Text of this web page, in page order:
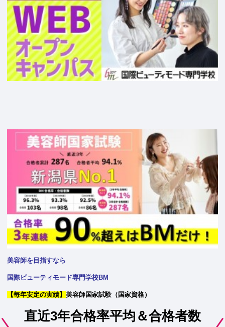
美容師を目指すなら
国際ビューティモード専門学校BM
【毎年安定の実績】 美容師国家試験（国家資格）
直近3年合格率平均＆合格者数